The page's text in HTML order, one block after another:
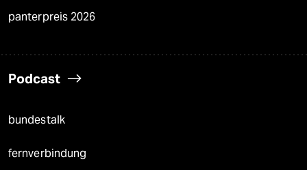
panterpreis 2026
Podcast
bundestalk
fernverbindung